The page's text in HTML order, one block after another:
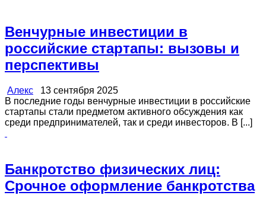
Венчурные инвестиции в
российские стартапы: вызовы и
перспективы
Алекс 13 сентября 2025
В последние годы венчурные инвестиции в российские
стартапы стали предметом активного обсуждения как
среди предпринимателей, так и среди инвесторов. В [...]
Банкротство физических лиц:
Срочное оформление банкротства